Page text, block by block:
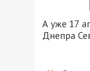
А уже 17
Днепра